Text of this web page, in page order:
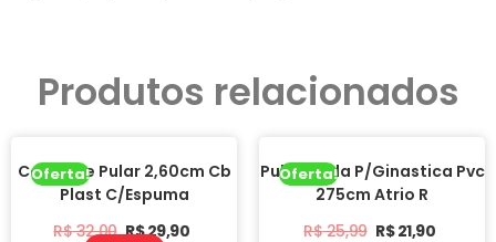
Produtos relacionados
Oferta!
Corda De Pular 2,60cm Cb
Plast C/Espuma
R$32,00 R$29,90
Oferta!
Pula Corda P/Ginastica Pvc
275cm Atrio R
R$25,99 R$21,90